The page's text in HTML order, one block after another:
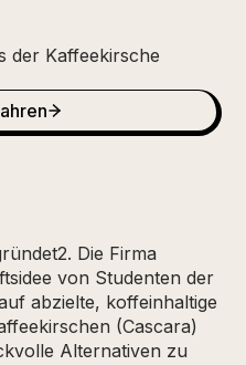
der Kaffeekirsche
Die Firma
von Studenten der
abzielte, koffeinhaltige
(Cascara)
Alternativen zu